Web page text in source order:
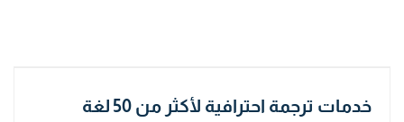
خدمات ترجمة احترافية لأكثر من 50 لغة